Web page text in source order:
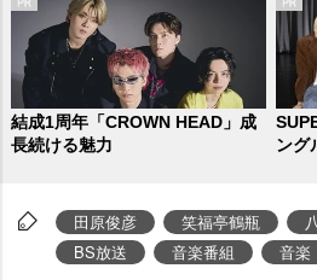
ある田原はリラックスした
でトークを楽しみ、さらに
ートでヒット曲メドレーを2
わたってパフォーマンス。
了後にテンションMAXのま
結成1周年「CROWN HEAD」成
長続ける魅力
ング
田原俊彦 笑福亭鶴瓶
BS放送
音楽番組 音楽